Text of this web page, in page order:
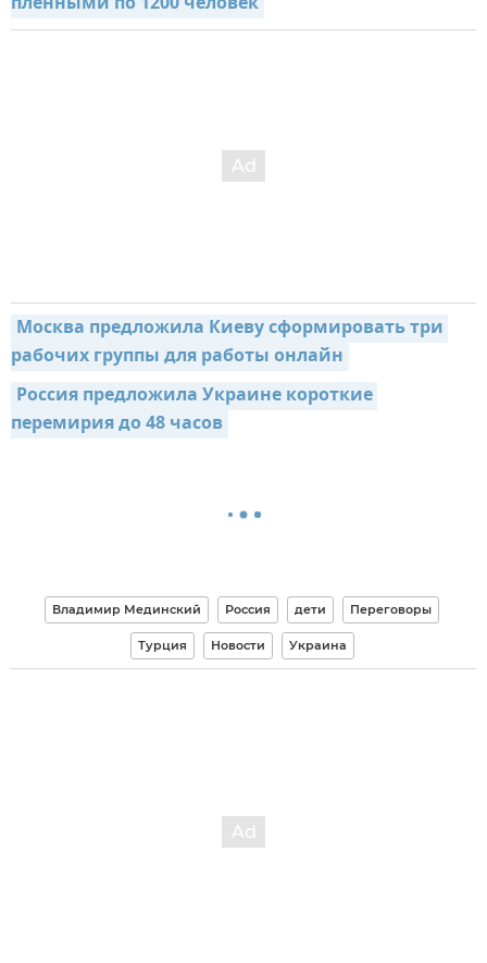
Москва предложила Киеву сформировать три
рабочих группы для работы онлайн
Россия предложила Украине короткие
перемирия до 48 часов
Владимир Мединский Россия дети Переговоры
Турция Новости Украина